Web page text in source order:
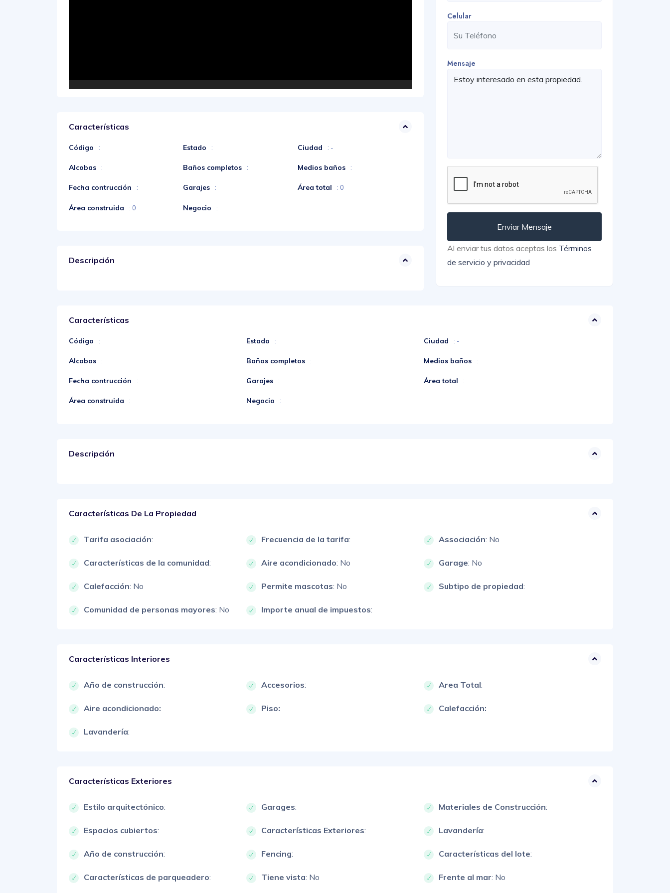
Características
Código : Estado : Ciudad : -
Alcobas : Baños completos : Medios baños :
Fecha contrucción : Garajes : Área total : 0
Área construida : 0 Negocio :
Descripción
Celular
Mensaje
Enviar Mensaje
Al enviar tus datos aceptas los Términos
de servicio y privacidad
Características
Código : Estado : Ciudad : -
Alcobas : Baños completos : Medios baños :
Fecha contrucción : Garajes : Área total :
Área construida : Negocio :
Descripción
Características De La Propiedad
Tarifa asociación: Frecuencia de la tarifa: Associación: No
Características de la comunidad: Aire acondicionado: No Garage: No
Calefacción: No Permite mascotas: No Subtipo de propiedad:
Comunidad de personas mayores: No Importe anual de impuestos:
Características Interiores
Año de construcción: Accesorios: Area Total:
Aire acondicionado: Piso: Calefacción:
Lavandería:
Características Exteriores
Estilo arquitectónico: Garages: Materiales de Construcción:
Espacios cubiertos: Características Exteriores: Lavandería:
Año de construcción: Fencing: Características del lote:
Características de parqueadero: Tiene vista: No Frente al mar: No